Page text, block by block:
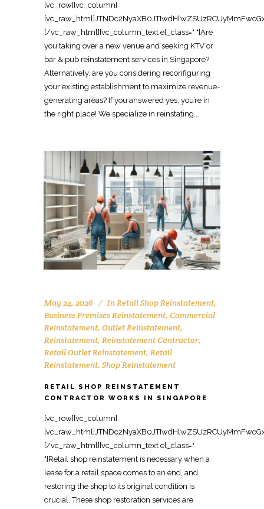
[vc_row][vc_column][vc_raw_html]JTNDc2NyaXB0JTIwdHlwZSUzRCUyMmFwcGxpY2F0aW9uJTJGbGQlMkJqc29uJTIyJTNFJTBBJTdCJTBBJTIwJTIwJTIyJTQwY29udGV4dCUyMiUzQSUyMCUyMmh0dHBzJTNBJTJGJTJGc2NoZW1hLm9yZyUyMiUyQyUwQSUyMCUyMCUyMiU0MGdyYXBoJTIyJTNBJTIwJTVCJTBBJTIwJTIwJTIwJTIwJTdCJTBBJTIwJTIwJTIwJTIwJTIwJTIwJTIyJTQwdHlwZSUyMiUzQSUyMCUyMk9yZ2FuaXphdGlvbiUyMiUyQyUwQSUyMCUyMCUyMCUyMCUyMCUyMCUyMm5hbWUlMjIlM0ElMjAlMjJPZmZpY2UlMjBSZWluc3RhdGVtZW50JTIwU2luZ2Fwb3JlJTIyJTJDJTBBJTIwJTIwJTIwJTIwJTIwJTIwJTIydXJsJTIyJTNBJTIwJTIyaHR0cHMlM0ElMkYlMkZ3d3cub2ZmaWNlcmVpbnN0YXRlbWVudHNpbmdhcG9yZS5jb20lMkYlMjIlMkMlMEElMjAlMjAlMjAlMjAlMjAlMjAlMjJsb2dvJTIyJTNBJTIwJTIyaHR0cHMlM0ElMkYlMkZ3d3cub2ZmaWNlcmVpbnN0YXRlbWVudHNpbmdhcG9yZS5jb20lMkZsb2dvLnBuZyUyMiUyQyUwQSUyMCUyMCUyMCUyMCUyMCUyMCUyMnNhbWVBcyUyMiUzQSUyMCU1QiUwQSUyMCUyMCUyMCUyMCUyMCUyMCUyMCUyMCUyMmh0dHBzJTNBJTJGJTJGd3d3LmZhY2Vib29rLmNvbSUyRk9mZmljZVJlaW5zdGF0ZW1lbnRTaW5nYXBvcmUlMjIlMkMlMEElMjAlMjAlMjAlMjAlMjAlMjAlMjAlMjAlMjJodHRwcyUzQSUyRiUyRnd3dy5saW5rZWRpbi5jb20lMkZjb21wYW55JTJGb2ZmaWNlLXJlaW5zdGF0ZW1lbnQtc2luZ2Fwb3JlJTIyJTBBJTIwJTIwJTIwJTIwJTIwJTIwJTVEJTJDJTBBJTIwJTIwJTIwJTIwJTIwJTIwJTIyY29udGFjdFBvaW50JTIyJTNBJTIwJTVCJTBBJTIwJTIwJTIwJTIwJTIwJTIwJTIwJTIwJTdCJTBBJTIwJTIwJTIwJTIwJTIwJTIwJTIwJTIwJTIwJTIwJTIyJTQwdHlwZSUyMiUzQSUyMCUyMkNvbnRhY3RQb2ludCUyMiUyQyUwQSUyMCUyMCUyMCUyMCUyMCUyMCUyMCUyMCUyMCUyMCUyMnRlbGVwaG9uZSUyMiUzQSUyMCUyMiUyQjY1JTIwNjM2OSUyMDgxMjMlMjIlMkMlMEElMjAlMjAlMjAlMjAlMjAlMjAlMjAlMjAlMjAlMjAlMjJjb250YWN0VHlwZSUyMiUzQSUyMCUyMmN1c3RvbWVyJTIwc2VydmljZSUyMiUyQyUwQSUyMCUyMCUyMCUyMCUyMCUyMCUyMCUyMCUyMCUyMCUyMmFyZWFTZXJ2ZWQlMjIlM0ElMjAlMjJTRyUyMiUyQyUwQSUyMCUyMCUyMCUyMCUyMCUyMCUyMCUyMCUyMCUyMCUyMmF2YWlsYWJsZUxhbmd1YWdlJTIyJTNBJTIwJTIyZW4lMjIlMEElMjAlMjAlMjAlMjAlMjAlMjAlMjAlMjAlN0QlMEElMjAlMjAlMjAlMjAlMjAlMjAlNUQlMEElMjAlMjAlMjAlMjAlN0QlMkMlMEElMjAlMjAlMjAlMjAlN0IlMEElMjAlMjAlMjAlMjAlMjAlMjAlMjIlNDB0eXBlJTIyJTNBJTIwJTIyV2ViU2l0ZSUyMiUyQyUwQSUyMCUyMCUyMCUyMCUyMCUyMCUyMnVybCUyMiUzQSUyMCUyMmh0dHBzJTNBJTJGJTJGd3d3Lm9mZmljZXJlaW5zdGF0ZW1lbnRzaW5nYXBvcmUuY29tJTJGJTIyJTJDJTBBJTIwJTIwJTIwJTIwJTIwJTIwJTIycG90ZW50aWFsQWN0aW9uJTIyJTNBJTIwJTdCJTBBJTIwJTIwJTIwJTIwJTIwJTIwJTIwJTIwJTIyJTQwdHlwZSUyMiUzQSUyMCUyMlNlYXJjaEFjdGlvbiUyMiUyQyUwQSUyMCUyMCUyMCUyMCUyMCUyMCUyMCUyMCUyMnRhcmdldCUyMiUzQSUyMCUyMmh0dHBzJTNBJTJGJTJGd3d3Lm9mZmljZXJlaW5zdGF0ZW1lbnRzaW5nYXBvcmUuY29tJTJGJTNGcyUzRCU3QnNlYXJjaF90ZXJtX3N0cmluZyU3RCUyMiUyQyUwQSUyMCUyMCUyMCUyMCUyMCUyMCUyMCUyMCUyMnF1ZXJ5LWlucHV0JTIyJTNBJTIwJTIycmVxdWlyZWQlMjBuYW1lJTNEc2VhcmNoX3Rlcm1fc3RyaW5nJTIyJTBBJTIwJTIwJTIwJTIwJTIwJTIwJTdEJTBBJTIwJTIwJTIwJTIwJTdEJTJDJTBBJTIwJTIwJTIwJTIwJTdCJTBBJTIwJTIwJTIwJTIwJTIwJTIwJTIyJTQwdHlwZSUyMiUzQSUyMCUyMkxvY2FsQnVzaW5lc3MlMjIlMkMlMEElMjAlMjAlMjAlMjAlMjAlMjAlMjJuYW1lJTIyJTNBJTIwJTIyT2ZmaWNlJTIwUmVpbnN0YXRlbWVudCUyMFNpbmdhcG9yZSUyMENvbnRyYWN0b3IlMjIlMkMlMEElMjAlMjAlMjAlMjAlMjAlMjAlMjJhZGRyZXNzJTIyJTNBJTIwJTdCJTBBJTIwJTIwJTIwJTIwJTIwJTIwJTIwJTIwJTIyJTQwdHlwZSUyMiUzQSUyMCUyMlBvc3RhbEFkZHJlc3MlMjIlMkMlMEElMjAlMjAlMjAlMjAlMjAlMjAlMjAlMjAlMjJzdHJlZXRBZGRyZXNzJTIyJTNBJTIwJTIyOCUyMEFkbWlyYWx0eSUyMFN0cmVldCUyMCUyMzA3LTAxJTIwQWRtaXJheCUyMiUyQyUwQSUyMCUyMCUyMCUyMCUyMCUyMCUyMCUyMCUyMmFkZHJlc3NMb2NhbGl0eSUyMiUzQSUyMCUyMlNpbmdhcG9yZSUyMiUyQyUwQSUyMCUyMCUyMCUyMCUyMCUyMCUyMCUyMCUyMnBvc3RhbENvZGUlMjIlM0ElMjAlMjI3NTc0MzglMjIlMkMlMEElMjAlMjAlMjAlMjAlMjAlMjAlMjAlMjAlMjJhZGRyZXNzQ291bnRyeSUyMiUzQSUyMCUyMlNHJTIyJTBBJTIwJTIwJTIwJTIwJTIwJTIwJTdEJTJDJTBBJTIwJTIwJTIwJTIwJTIwJTIwJTIydGVsZXBob25lJTIyJTNBJTIwJTIyJTJCNjUlMjA2MzY5JTIwODEyMyUyMiUyQyUwQSUyMCUyMCUyMCUyMCUyMCUyMCUyMnVybCUyMiUzQSUyMCUyMmh0dHBzJTNBJTJGJTJGd3d3Lm9mZmljZXJlaW5zdGF0ZW1lbnRzaW5nYXBvcmUuY29tJTJGYmFyLXB1Yi1yZWluc3RhdGVtZW50LXNpbmdhcG9yZS1jb250cmFjdG9yJTJGJTIyJTJDJTBBJTIwJTIwJTIwJTIwJTIwJTIwJTIyZGVzY3JpcHRpb24lMjIlM0ElMjAlMjJTcGVjaWFsaXN0JTIwY29udHJhY3RvciUyMGZvciUyMGJhciUyMCUyNiUyMHB1YiUyMHJlaW5zdGF0ZW1lbnQlMjBpbiUyMFNpbmdhcG9yZSUyQyUyMHJlc3RvcmluZyUyMGxvdW5nZXMlMkMlMjBuaWdodHNwb3RzJTIwYW5kJTIwRiUyNkIlMjBwcmVtaXNlcyUyMHRvJTIwb3JpZ2luYWwlMjBjb25kaXRpb24lMjBmb3IlMjBoYW5kb3Zlci4lMjIlMkMlMEElMjAlMjAlMjAlMjAlMjAlMjAlMjJvcGVuaW5nSG91cnNTcGVjaWZpY2F0aW9uJTIyJTNBJTIwJTVCJTBBJTIwJTIwJTIwJTIwJTIwJTIwJTIwJTIwJTdCJTBBJTIwJTIwJTIwJTIwJTIwJTIwJTIwJTIwJTIwJTIwJTIyJTQwdHlwZSUyMiUzQSUyMCUyMk9wZW5pbmdIb3Vyc1NwZWNpZmljYXRpb24lMjIlMkMlMEElMjAlMjAlMjAlMjAlMjAlMjAlMjAlMjAlMjAlMjAlMjJkYXlPZldlZWslMjIlM0ElMjAlNUIlMEElMjAlMjAlMjAlMjAlMjAlMjAlMjAlMjAlMjAlMjAlMjAlMjAlMjJNb25kYXklMjIlMkMlMjAlMjJUdWVzZGF5JTIyJTJDJTIwJTIyV2VkbmVzZGF5JTIyJTJDJTIwJTIyVGh1cnNkYXklMjIlMkMlMjAlMjJGcmlkYXklMjIlMEElMjAlMjAlMjAlMjAlMjAlMjAlMjAlMjAlMjAlMjAlNUQlMkMlMEElMjAlMjAlMjAlMjAlMjAlMjAlMjAlMjAlMjAlMjAlMjJvcGVucyUyMiUzQSUyMCUyMjA5JTNBMDAlMjIlMkMlMEElMjAlMjAlMjAlMjAlMjAlMjAlMjAlMjAlMjAlMjAlMjJjbG9zZXMlMjIlM0ElMjAlMjIxOCUzQTAwJTIyJTBBJTIwJTIwJTIwJTIwJTIwJTIwJTIwJTIwJTdEJTJDJTBBJTIwJTIwJTIwJTIwJTIwJTIwJTIwJTIwJTdCJTBBJTIwJTIwJTIwJTIwJTIwJTIwJTIwJTIwJTIwJTIwJTIyJTQwdHlwZSUyMiUzQSUyMCUyMk9wZW5pbmdIb3Vyc1NwZWNpZmljYXRpb24lMjIlMkMlMEElMjAlMjAlMjAlMjAlMjAlMjAlMjAlMjAlMjAlMjAlMjJkYXlPZldlZWslMjIlM0ElMjAlMjJTYXR1cmRheSUyMiUyQyUwQSUyMCUyMCUyMCUyMCUyMCUyMCUyMCUyMCUyMCUyMCUyMm9wZW5zJTIyJTNBJTIwJTIyMDklM0EwMCUyMiUyQyUwQSUyMCUyMCUyMCUyMCUyMCUyMCUyMCUyMCUyMCUyMCUyMmNsb3NlcyUyMiUzQSUyMCUyMjEyJTNBMDAlMjIlMEElMjAlMjAlMjAlMjAlMjAlMjAlMjAlMjAlN0QlMEElMjAlMjAlMjAlMjAlMjAlMjAlNUQlMkMlMEElMjAlMjAlMjAlMjAlMjAlMjAlMjJpbWFnZSUyMiUzQSUyMCU1QiUwQSUyMCUyMCUyMCUyMCUyMCUyMCUyMCUyMCUyMmh0dHBzJTNBJTJGJTJGd3d3Lm9mZmljZXJlaW5zdGF0ZW1lbnRzaW5nYXBvcmUuY29tJTJGaW1hZ2VzJTJGYmFyLXB1Yi1yZWluc3RhdGVtZW50LTEuanBnJTIyJTJDJTBBJTIwJTIwJTIwJTIwJTIwJTIwJTIwJTIwJTIyaHR0cHMlM0ElMkYlMkZ3d3cub2ZmaWNlcmVpbnN0YXRlbWVudHNpbmdhcG9yZS5jb20lMkZpbWFnZXMlMkZiYXItcHViLXJlaW5zdGF0ZW1lbnQtMi5qcGclMjIlMEElMjAlMjAlMjAlMjAlMjAlMjAlNUQlMkMlMEElMjAlMjAlMjAlMjAlMjAlMjAlMjJhZ2dyZWdhdGVSYXRpbmclMjIlM0ElMjAlN0IlMEElMjAlMjAlMjAlMjAlMjAlMjAlMjAlMjAlMjIlNDB0eXBlJTIyJTNBJTIwJTIyQWdncmVnYXRlUmF0aW5nJTIyJTJDJTBBJTIwJTIwJTIwJTIwJTIwJTIwJTIwJTIwJTIycmF0aW5nVmFsdWUlMjIlM0ElMjAlMjI0LjklMjIlMkMlMEElMjAlMjAlMjAlMjAlMjAlMjAlMjAlMjAlMjJyZXZpZXdDb3VudCUyMiUzQSUyMCUyMjQ1JTIyJTBBJTIwJTIwJTIwJTIwJTIwJTIwJTdEJTJDJTBBJTIwJTIwJTIwJTIwJTIwJTIwJTIycHJpY2VSYW5nZSUyMiUzQSUyMCUyMkNvbnRhY3QlMjBmb3IlMjBxdW90ZSUyMiUwQSUyMCUyMCUyMCUyMCU3RCUyQyUwQSUyMCUyMCUyMCUyMCU3QiUwQSUyMCUyMCUyMCUyMCUyMCUyMCUyMiU0MHR5cGUlMjIlM0ElMjAlMjJTZXJ2aWNlJTIyJTJDJTBBJTIwJTIwJTIwJTIwJTIwJTIwJTIyc2VydmljZVR5cGUlMjIlM0ElMjAlMjJCYXIlMjAlMjYlMjBQdWIlMjBSZWluc3RhdGVtZW50JTIyJTJDJTBBJTIwJTIwJTIwJTIwJTIwJTIwJTIycHJvdmlkZXIlMjIlM0ElMjAlN0IlMEElMjAlMjAlMjAlMjAlMjAlMjAlMjAlMjAlMjIlNDB0eXBlJTIyJTNBJTIwJTIyTG9jYWxCdXNpbmVzcyUyMiUyQyUwQSUyMCUyMCUyMCUyMCUyMCUyMCUyMCUyMCUyMm5hbWUlMjIlM0ElMjAlMjJPZmZpY2UlMjBSZWluc3RhdGVtZW50JTIwU2luZ2Fwb3JlJTIwQ29udHJhY3RvciUyMiUyQyUwQSUyMCUyMCUyMCUyMCUyMCUyMCUyMCUyMCUyMnVybCUyMiUzQSUyMCUyMmh0dHBzJTNBJTJGJTJGd3d3Lm9mZmljZXJlaW5zdGF0ZW1lbnRzaW5nYXBvcmUuY29tJTJGYmFyLXB1Yi1yZWluc3RhdGVtZW50LXNpbmdhcG9yZS1jb250cmFjdG9yJTJGJTIyJTBBJTIwJTIwJTIwJTIwJTIwJTIwJTdEJTJDJTBBJTIwJTIwJTIwJTIwJTIwJTIwJTIyYXJlYVNlcnZlZCUyMiUzQSUyMCU3QiUwQSUyMCUyMCUyMCUyMCUyMCUyMCUyMCUyMCUyMiU0MHR5cGUlMjIlM0ElMjAlMjJDb3VudHJ5JTIyJTJDJTBBJTIwJTIwJTIwJTIwJTIwJTIwJTIwJTIwJTIybmFtZSUyMiUzQSUyMCUyMlNpbmdhcG9yZSUyMiUwQSUyMCUyMCUyMCUyMCUyMCUyMCU3RCUyQyUwQSUyMCUyMCUyMCUyMCUyMCUyMCUyMmtleXdvcmRzJTIyJTNBJTIwJTVCJTBBJTIwJTIwJTIwJTIwJTIwJTIwJTIwJTIwJTIyYmFyJTIwJTI2JTIwcHViJTIwcmVpbnN0YXRlbWVudCUyMiUyQyUwQSUyMCUyMCUyMCUyMCUyMCUyMCUyMCUyMCUyMmJhciUyMHJlaW5zdGF0ZW1lbnQlMjBTaW5nYXBvcmUlMjIlMkMlMEElMjAlMjAlMjAlMjAlMjAlMjAlMjAlMjAlMjJwdWIlMjByZWluc3RhdGVtZW50JTIwU2luZ2Fwb3JlJTIyJTJDJTBBJTIwJTIwJTIwJTIwJTIwJTIwJTIwJTIwJTIyY2x1YiUyMHJlaW5zdGF0ZW1lbnQlMjBTaW5nYXBvcmUlMjIlMkMlMEElMjAlMjAlMjAlMjAlMjAlMjAlMjAlMjAlMjJLVFYlMjBhbmQlMjBiYXIlMjByZWluc3RhdGVtZW50JTIwU2luZ2Fwb3JlJTIyJTBBJTIwJTIwJTIwJTIwJTIwJTIwJTVEJTJDJTBBJTIwJTIwJTIwJTIwJTIwJTIwJTIyZGVzY3JpcHRpb24lMjIlM0ElMjAlMjJQcm9mZXNzaW9uYWwlMjByZWluc3RhdGVtZW50JTIwc2VydmljZXMlMjBmb3IlMjBiYXJzJTJDJTIwcHVicyUyQyUyMGNsdWJzJTIwYW5kJTIwS1RWJTIwdmVudWVzJTIwaW4lMjBTaW5nYXBvcmUuJTIwSW5jbHVkZXMlMjByZW1vdmFsJTIwb2YlMjBmaXh0dXJlcyUyQyUyMHJld2lyaW5nJTJDJTIwc2lnbmFnZSUyMHJlc3RvcmF0aW9uJTJDJTIwYW5kJTIwZmluYWwlMjBoYW5kb3Zlci4lMjIlMEElMjAlMjAlMjAlMjAlN0QlMkMlMEElMjAlMjAlMjAlMjAlN0IlMEElMjAlMjAlMjAlMjAlMjAlMjAlMjIlNDB0eXBlJTIyJTNBJTIwJTIyUHJvZHVjdCUyMiUyQyUwQSUyMCUyMCUyMCUyMCUyMCUyMCUyMm5hbWUlMjIlM0ElMjAlMjJCYXIlMjAlMjYlMjBQdWIlMjBSZWluc3RhdGVtZW50JTIwU2VydmljZSUyMFBhY2thZ2UlMjIlMkMlMEElMjAlMjAlMjAlMjAlMjAlMjAlMjJkZXNjcmlwdGlvbiUyMiUzQSUyMCUyMlR1cm5rZXklMjByZWluc3RhdGVtZW50JTIwc29sdXRpb24lMjBmb3IlMjBiYXJzJTIwYW5kJTIwcHVicyUyMGluJTIwU2luZ2Fwb3JlJTIwJUUyJTgwJTk0JTIwcmVzdG9yaW5nJTIwbmlnaHRsaWZlJTIwdmVudWVzJTIwdG8lMjB0aGVpciUyMG9yaWdpbmFsJTIwY29uZGl0aW9uJTIwZm9yJTIwbGVhc2UlMjBoYW5kb3Zlci4lMjIlMkMlMEElMjAlMjAlMjAlMjAlMjAlMjAlMjJicmFuZCUyMiUzQSUyMCU3QiUwQSUyMCUyMCUyMCUyMCUyMCUyMCUyMCUyMCUyMiU0MHR5cGUlMjIlM0ElMjAlMjJPcmdhbml6YXRpb24lMjIlMkMlMEElMjAlMjAlMjAlMjAlMjAlMjAlMjAlMjAlMjJuYW1lJTIyJTNBJTIwJTIyT2ZmaWNlJTIwUmVpbnN0YXRlbWVudCUyMFNpbmdhcG9yZSUyMiUwQSUyMCUyMCUyMCUyMCUyMCUyMCU3RCUyQyUwQSUyMCUyMCUyMCUyMCUyMCUyMCUyMm9mZmVycyUyMiUzQSUyMCU3QiUwQSUyMCUyMCUyMCUyMCUyMCUyMCUyMCUyMCUyMiU0MHR5cGUlMjIlM0ElMjAlMjJPZmZlciUyMiUyQyUwQSUyMCUyMCUyMCUyMCUyMCUyMCUyMCUyMCUyMnVybCUyMiUzQSUyMCUyMmh0dHBzJTNBJTJGJTJGd3d3Lm9mZmljZXJlaW5zdGF0ZW1lbnRzaW5nYXBvcmUuY29tJTJGYmFyLXB1Yi1yZWluc3RhdGVtZW50LXNpbmdhcG9yZS1jb250cmFjdG9yJTJGJTIyJTJDJTBBJTIwJTIwJTIwJTIwJTIwJTIwJTIwJTIwJTIycHJpY2VDdXJyZW5jeSUyMiUzQSUyMCUyMlNHRCUyMiUyQyUwQSUyMCUyMCUyMCUyMCUyMCUyMCUyMCUyMCUyMmF2YWlsYWJpbGl0eSUyMiUzQSUyMCUyMmh0dHBzJTNBJTJGJTJGc2NoZW1hLm9yZyUyRkluU3RvY2slMjIlMkMlMEElMjAlMjAlMjAlMjAlMjAlMjAlMjAlMjAlMjJwcmljZSUyMiUzQSUyMCUyMkNvbnRhY3QlMjBmb3IlMjBxdW90ZSUyMiUwQSUyMCUyMCUyMCUyMCUyMCUyMCU3RCUyQyUwQSUyMCUyMCUyMCUyMCUyMCUyMCUyMmFnZ3JlZ2F0ZVJhdGluZyUyMiUzQSUyMCU3QiUwQSUyMCUyMCUyMCUyMCUyMCUyMCUyMCUyMCUyMiU0MHR5cGUlMjIlM0ElMjAlMjJBZ2dyZWdhdGVSYXRpbmclMjIlMkMlMEElMjAlMjAlMjAlMjAlMjAlMjAlMjAlMjAlMjJyYXRpbmdWYWx1ZSUyMiUzQSUyMCUyMjQuOSUyMiUyQyUwQSUyMCUyMCUyMCUyMCUyMCUyMCUyMCUyMCUyMnJldmlld0NvdW50JTIyJTNBJTIwJTIyNDUlMjIlMEElMjAlMjAlMjAlMjAlMjAlMjAlN0QlMEElMjAlMjAlMjAlMjAlN0QlMkMlMEElMjAlMjAlMjAlMjAlN0IlMEElMjAlMjAlMjAlMjAlMjAlMjAlMjIlNDB0eXBlJTIy
May 24, 2026 InRetail Shop Reinstatement,
Business Premises Reinstatement, Commercial
Reinstatement, Outlet Reinstatement,
Reinstatement, Reinstatement Contractor,
Retail Outlet Reinstatement, Retail
Reinstatement, Shop Reinstatement
RETAIL SHOP REINSTATEMENT
CONTRACTOR WORKS IN SINGAPORE
[vc_row][vc_column][vc_raw_html]JTNDc2NyaXB0JTIwdHlwZSUzRCUyMmFwcGxpY2F0aW9uJTJGbGQlMkJqc29uJTIyJTNFJTBBJTdCJTBBJTIwJTIwJTIyJTQwY29udGV4dCUyMiUzQSUyMCUyMmh0dHBzJTNBJTJGJTJGc2NoZW1hLm9yZyUyMiUyQyUwQSUyMCUyMCUyMiU0MGdyYXBoJTIyJTNBJTIwJTVCJTBBJTIwJTIwJTIwJTIwJTdCJTBBJTIwJTIwJTIwJTIwJTIwJTIwJTIyJTQwdHlwZSUyMiUzQSUyMCUyMk9yZ2FuaXphdGlvbiUyMiUyQyUwQSUyMCUyMCUyMCUyMCUyMCUyMCUyMm5hbWUlMjIlM0ElMjAlMjJPZmZpY2UlMjBSZWluc3RhdGVtZW50JTIwU2luZ2Fwb3JlJTIyJTJDJTBBJTIwJTIwJTIwJTIwJTIwJTIwJTIydXJsJTIyJTNBJTIwJTIyaHR0cHMlM0ElMkYlMkZ3d3cub2ZmaWNlcmVpbnN0YXRlbWVudHNpbmdhcG9yZS5jb20lMkYlMjIlMkMlMEElMjAlMjAlMjAlMjAlMjAlMjAlMjJsb2dvJTIyJTNBJTIwJTIyaHR0cHMlM0ElMkYlMkZ3d3cub2ZmaWNlcmVpbnN0YXRlbWVudHNpbmdhcG9yZS5jb20lMkZsb2dvLnBuZyUyMiUyQyUwQSUyMCUyMCUyMCUyMCUyMCUyMCUyMnNhbWVBcyUyMiUzQSUyMCU1QiUwQSUyMCUyMCUyMCUyMCUyMCUyMCUyMCUyMCUyMmh0dHBzJTNBJTJGJTJGd3d3LmZhY2Vib29rLmNvbSUyRk9mZmljZVJlaW5zdGF0ZW1lbnRTaW5nYXBvcmUlMjIlMkMlMEElMjAlMjAlMjAlMjAlMjAlMjAlMjAlMjAlMjJodHRwcyUzQSUyRiUyRnd3dy5saW5rZWRpbi5jb20lMkZjb21wYW55JTJGb2ZmaWNlLXJlaW5zdGF0ZW1lbnQtc2luZ2Fwb3JlJTIyJTBBJTIwJTIwJTIwJTIwJTIwJTIwJTVEJTJDJTBBJTIwJTIwJTIwJTIwJTIwJTIwJTIyY29udGFjdFBvaW50JTIyJTNBJTIwJTVCJTBBJTIwJTIwJTIwJTIwJTIwJTIwJTIwJTIwJTdCJTBBJTIwJTIwJTIwJTIwJTIwJTIwJTIwJTIwJTIwJTIwJTIyJTQwdHlwZSUyMiUzQSUyMCUyMkNvbnRhY3RQb2ludCUyMiUyQyUwQSUyMCUyMCUyMCUyMCUyMCUyMCUyMCUyMCUyMCUyMCUyMnRlbGVwaG9uZSUyMiUzQSUyMCUyMiUyQjY1JTIwNjM2OSUyMDgxMjMlMjIlMkMlMEElMjAlMjAlMjAlMjAlMjAlMjAlMjAlMjAlMjAlMjAlMjJjb250YWN0VHlwZSUyMiUzQSUyMCUyMmN1c3RvbWVyJTIwc2VydmljZSUyMiUyQyUwQSUyMCUyMCUyMCUyMCUyMCUyMCUyMCUyMCUyMCUyMCUyMmFyZWFTZXJ2ZWQlMjIlM0ElMjAlMjJTRyUyMiUyQyUwQSUyMCUyMCUyMCUyMCUyMCUyMCUyMCUyMCUyMCUyMCUyMmF2YWlsYWJsZUxhbmd1YWdlJTIyJTNBJTIwJTIyZW4lMjIlMEElMjAlMjAlMjAlMjAlMjAlMjAlMjAlMjAlN0QlMEElMjAlMjAlMjAlMjAlMjAlMjAlNUQlMEElMjAlMjAlMjAlMjAlN0QlMkMlMEElMjAlMjAlMjAlMjAlN0IlMEElMjAlMjAlMjAlMjAlMjAlMjAlMjIlNDB0eXBlJTIyJTNBJTIwJTIyV2ViU2l0ZSUyMiUyQyUwQSUyMCUyMCUyMCUyMCUyMCUyMCUyMnVybCUyMiUzQSUyMCUyMmh0dHBzJTNBJTJGJTJGd3d3Lm9mZmljZXJlaW5zdGF0ZW1lbnRzaW5nYXBvcmUuY29tJTJGJTIyJTJDJTBBJTIwJTIwJTIwJTIwJTIwJTIwJTIycG90ZW50aWFsQWN0aW9uJTIyJTNBJTIwJTdCJTBBJTIwJTIwJTIwJTIwJTIwJTIwJTIwJTIwJTIyJTQwdHlwZSUyMiUzQSUyMCUyMlNlYXJjaEFjdGlvbiUyMiUyQyUwQSUyMCUyMCUyMCUyMCUyMCUyMCUyMCUyMCUyMnRhcmdldCUyMiUzQSUyMCUyMmh0dHBzJTNBJTJGJTJGd3d3Lm9mZmljZXJlaW5zdGF0ZW1lbnRzaW5nYXBvcmUuY29tJTJGJTNGcyUzRCU3QnNlYXJjaF90ZXJtX3N0cmluZyU3RCUyMiUyQyUwQSUyMCUyMCUyMCUyMCUyMCUyMCUyMCUyMCUyMnF1ZXJ5LWlucHV0JTIyJTNBJTIwJTIycmVxdWlyZWQlMjBuYW1lJTNEc2VhcmNoX3Rlcm1fc3RyaW5nJTIyJTBBJTIwJTIwJTIwJTIwJTIwJTIwJTdEJTBBJTIwJTIwJTIwJTIwJTdEJTJDJTBBJTIwJTIwJTIwJTIwJTdCJTBBJTIwJTIwJTIwJTIwJTIwJTIwJTIyJTQwdHlwZSUyMiUzQSUyMCUyMkxvY2FsQnVzaW5lc3MlMjIlMkMlMEElMjAlMjAlMjAlMjAlMjAlMjAlMjJuYW1lJTIyJTNBJTIwJTIyT2ZmaWNlJTIwUmVpbnN0YXRlbWVudCUyMFNpbmdhcG9yZSUyMENvbnRyYWN0b3IlMjIlMkMlMEElMjAlMjAlMjAlMjAlMjAlMjAlMjJhZGRyZXNzJTIyJTNBJTIwJTdCJTBBJTIwJTIwJTIwJTIwJTIwJTIwJTIwJTIwJTIyJTQwdHlwZSUyMiUzQSUyMCUyMlBvc3RhbEFkZHJlc3MlMjIlMkMlMEElMjAlMjAlMjAlMjAlMjAlMjAlMjAlMjAlMjJzdHJlZXRBZGRyZXNzJTIyJTNBJTIwJTIyOCUyMEFkbWlyYWx0eSUyMFN0cmVldCUyMCUyMzA3JUUyJTgwJTkxMDElMjBBZG1pcmF4JTIyJTJDJTBBJTIwJTIwJTIwJTIwJTIwJTIwJTIwJTIwJTIyYWRkcmVzc0xvY2FsaXR5JTIyJTNBJTIwJTIyU2luZ2Fwb3JlJTIyJTJDJTBBJTIwJTIwJTIwJTIwJTIwJTIwJTIwJTIwJTIycG9zdGFsQ29kZSUyMiUzQSUyMCUyMjc1NzQzOCUyMiUyQyUwQSUyMCUyMCUyMCUyMCUyMCUyMCUyMCUyMCUyMmFkZHJlc3NDb3VudHJ5JTIyJTNBJTIwJTIyU0clMjIlMEElMjAlMjAlMjAlMjAlMjAlMjAlN0QlMkMlMEElMjAlMjAlMjAlMjAlMjAlMjAlMjJ0ZWxlcGhvbmUlMjIlM0ElMjAlMjIlMkI2NSUyMDYzNjklMjA4MTIzJTIyJTJDJTBBJTIwJTIwJTIwJTIwJTIwJTIwJTIydXJsJTIyJTNBJTIwJTIyaHR0cHMlM0ElMkYlMkZ3d3cub2ZmaWNlcmVpbnN0YXRlbWVudHNpbmdhcG9yZS5jb20lMkZyZXRhaWwtc2hvcC1yZWluc3RhdGVtZW50LXNpbmdhcG9yZS1jb250cmFjdG9yJTJGJTIyJTJDJTBBJTIwJTIwJTIwJTIwJTIwJTIwJTIyZGVzY3JpcHRpb24lMjIlM0ElMjAlMjJFeHBlcnQlMjByZXRhaWwlMjBzaG9wJTIwcmVpbnN0YXRlbWVudCUyMGNvbnRyYWN0b3IlMjBpbiUyMFNpbmdhcG9yZSUyQyUyMHJlc3RvcmluZyUyMHJldGFpbCUyMHVuaXRzJTIwdG8lMjB0aGVpciUyMG9yaWdpbmFsJTIwY29uZGl0aW9uJTIwcGVyJTIwbGVhc2UlMjBoYW5kb3ZlciUyMHJlcXVpcmVtZW50cy4lMjIlMkMlMEElMjAlMjAlMjAlMjAlMjAlMjAlMjJvcGVuaW5nSG91cnNTcGVjaWZpY2F0aW9uJTIyJTNBJTIwJTVCJTBBJTIwJTIwJTIwJTIwJTIwJTIwJTIwJTIwJTdCJTBBJTIwJTIwJTIwJTIwJTIwJTIwJTIwJTIwJTIwJTIwJTIyJTQwdHlwZSUyMiUzQSUyMCUyMk9wZW5pbmdIb3Vyc1NwZWNpZmljYXRpb24lMjIlMkMlMEElMjAlMjAlMjAlMjAlMjAlMjAlMjAlMjAlMjAlMjAlMjJkYXlPZldlZWslMjIlM0ElMjAlNUIlMEElMjAlMjAlMjAlMjAlMjAlMjAlMjAlMjAlMjAlMjAlMjAlMjAlMjJNb25kYXklMjIlMkMlMjJUdWVzZGF5JTIyJTJDJTIyV2VkbmVzZGF5JTIyJTJDJTIyVGh1cnNkYXklMjIlMkMlMjJGcmlkYXklMjIlMEElMjAlMjAlMjAlMjAlMjAlMjAlMjAlMjAlMjAlMjAlNUQlMkMlMEElMjAlMjAlMjAlMjAlMjAlMjAlMjAlMjAlMjAlMjAlMjJvcGVucyUyMiUzQSUyMCUyMjA5JTNBMDAlMjIlMkMlMEElMjAlMjAlMjAlMjAlMjAlMjAlMjAlMjAlMjAlMjAlMjJjbG9zZXMlMjIlM0ElMjAlMjIxOCUzQTAwJTIyJTBBJTIwJTIwJTIwJTIwJTIwJTIwJTIwJTIwJTdEJTJDJTBBJTIwJTIwJTIwJTIwJTIwJTIwJTIwJTIwJTdCJTBBJTIwJTIwJTIwJTIwJTIwJTIwJTIwJTIwJTIwJTIwJTIyJTQwdHlwZSUyMiUzQSUyMCUyMk9wZW5pbmdIb3Vyc1NwZWNpZmljYXRpb24lMjIlMkMlMEElMjAlMjAlMjAlMjAlMjAlMjAlMjAlMjAlMjAlMjAlMjJkYXlPZldlZWslMjIlM0ElMjAlMjJTYXR1cmRheSUyMiUyQyUwQSUyMCUyMCUyMCUyMCUyMCUyMCUyMCUyMCUyMCUyMCUyMm9wZW5zJTIyJTNBJTIwJTIyMDklM0EwMCUyMiUyQyUwQSUyMCUyMCUyMCUyMCUyMCUyMCUyMCUyMCUyMCUyMCUyMmNsb3NlcyUyMiUzQSUyMCUyMjEyJTNBMDAlMjIlMEElMjAlMjAlMjAlMjAlMjAlMjAlMjAlMjAlN0QlMEElMjAlMjAlMjAlMjAlMjAlMjAlNUQlMkMlMEElMjAlMjAlMjAlMjAlMjAlMjAlMjJpbWFnZSUyMiUzQSUyMCU1QiUwQSUyMCUyMCUyMCUyMCUyMCUyMCUyMCUyMCUyMmh0dHBzJTNBJTJGJTJGd3d3Lm9mZmljZXJlaW5zdGF0ZW1lbnRzaW5nYXBvcmUuY29tJTJGaW1hZ2VzJTJGcmV0YWlsLXJlaW5zdGF0ZW1lbnQtMS5qcGclMjIlMkMlMEElMjAlMjAlMjAlMjAlMjAlMjAlMjAlMjAlMjJodHRwcyUzQSUyRiUyRnd3dy5vZmZpY2VyZWluc3RhdGVtZW50c2luZ2Fwb3JlLmNvbSUyRmltYWdlcyUyRnJldGFpbC1yZWluc3RhdGVtZW50LTIuanBnJTIyJTBBJTIwJTIwJTIwJTIwJTIwJTIwJTVEJTJDJTBBJTIwJTIwJTIwJTIwJTIwJTIwJTIyYWdncmVnYXRlUmF0aW5nJTIyJTNBJTIwJTdCJTBBJTIwJTIwJTIwJTIwJTIwJTIwJTIwJTIwJTIyJTQwdHlwZSUyMiUzQSUyMCUyMkFnZ3JlZ2F0ZVJhdGluZyUyMiUyQyUwQSUyMCUyMCUyMCUyMCUyMCUyMCUyMCUyMCUyMnJhdGluZ1ZhbHVlJTIyJTNBJTIwJTIyNC45JTIyJTJDJTBBJTIwJTIwJTIwJTIwJTIwJTIwJTIwJTIwJTIycmV2aWV3Q291bnQlMjIlM0ElMjAlMjI0NSUyMiUwQSUyMCUyMCUyMCUyMCUyMCUyMCU3RCUyQyUwQSUyMCUyMCUyMCUyMCUyMCUyMCUyMnByaWNlUmFuZ2UlMjIlM0ElMjAlMjJDb250YWN0JTIwZm9yJTIwcXVvdGUlMjIlMEElMjAlMjAlMjAlMjAlN0QlMkMlMEElMjAlMjAlMjAlMjAlN0IlMEElMjAlMjAlMjAlMjAlMjAlMjAlMjIlNDB0eXBlJTIyJTNBJTIwJTIyU2VydmljZSUyMiUyQyUwQSUyMCUyMCUyMCUyMCUyMCUyMCUyMnNlcnZpY2VUeXBlJTIyJTNBJTIwJTIyUmV0YWlsJTIwU2hvcCUyMFJlaW5zdGF0ZW1lbnQlMjIlMkMlMEElMjAlMjAlMjAlMjAlMjAlMjAlMjJwcm92aWRlciUyMiUzQSUyMCU3QiUwQSUyMCUyMCUyMCUyMCUyMCUyMCUyMCUyMCUyMiU0MHR5cGUlMjIlM0ElMjAlMjJMb2NhbEJ1c2luZXNzJTIyJTJDJTBBJTIwJTIwJTIwJTIwJTIwJTIwJTIwJTIwJTIybmFtZSUyMiUzQSUyMCUyMk9mZmljZSUyMFJlaW5zdGF0ZW1lbnQlMjBTaW5nYXBvcmUlMjBDb250cmFjdG9yJTIyJTJDJTBBJTIwJTIwJTIwJTIwJTIwJTIwJTIwJTIwJTIydXJsJTIyJTNBJTIwJTIyaHR0cHMlM0ElMkYlMkZ3d3cub2ZmaWNlcmVpbnN0YXRlbWVudHNpbmdhcG9yZS5jb20lMkZyZXRhaWwtc2hvcC1yZWluc3RhdGVtZW50LXNpbmdhcG9yZS1jb250cmFjdG9yJTJGJTIyJTBBJTIwJTIwJTIwJTIwJTIwJTIwJTdEJTJDJTBBJTIwJTIwJTIwJTIwJTIwJTIwJTIyYXJlYVNlcnZlZCUyMiUzQSUyMCU3QiUwQSUyMCUyMCUyMCUyMCUyMCUyMCUyMCUyMCUyMiU0MHR5cGUlMjIlM0ElMjAlMjJDb3VudHJ5JTIyJTJDJTBBJTIwJTIwJTIwJTIwJTIwJTIwJTIwJTIwJTIybmFtZSUyMiUzQSUyMCUyMlNpbmdhcG9yZSUyMiUwQSUyMCUyMCUyMCUyMCUyMCUyMCU3RCUyQyUwQSUyMCUyMCUyMCUyMCUyMCUyMCUyMmtleXdvcmRzJTIyJTNBJTIwJTVCJTBBJTIwJTIwJTIwJTIwJTIwJTIwJTIwJTIwJTIycmV0YWlsJTIwc2hvcCUyMHJlaW5zdGF0ZW1lbnQlMjIlMkMlMEElMjAlMjAlMjAlMjAlMjAlMjAlMjAlMjAlMjJyZXRhaWwlMjBvdXRsZXQlMjByZWluc3RhdGVtZW50JTIwU2luZ2Fwb3JlJTIyJTJDJTBBJTIwJTIwJTIwJTIwJTIwJTIwJTIwJTIwJTIyc2hvcCUyMHJlaW5zdGF0ZW1lbnQlMjBTaW5nYXBvcmUlMjIlMkMlMEElMjAlMjAlMjAlMjAlMjAlMjAlMjAlMjAlMjJyZXRhaWwlMjByZXN0b3JhdGlvbiUyMGNvbnRyYWN0b3IlMjBTaW5nYXBvcmUlMjIlMkMlMEElMjAlMjAlMjAlMjAlMjAlMjAlMjAlMjAlMjJjb21tZXJjaWFsJTIwcmV0YWlsJTIwcmVpbnN0YXRlbWVudCUyMFNpbmdhcG9yZSUyMiUwQSUyMCUyMCUyMCUyMCUyMCUyMCU1RCUyQyUwQSUyMCUyMCUyMCUyMCUyMCUyMCUyMmRlc2NyaXB0aW9uJTIyJTNBJTIwJTIyUHJvZmVzc2lvbmFsJTIwcmV0YWlsJTIwc2hvcCUyMHJlaW5zdGF0ZW1lbnQlMjBzZXJ2aWNlcyUyMGluJTIwU2luZ2Fwb3JlJTIwaW5jbHVkaW5nJTIwZGlzbWFudGxpbmclMjBwYXJ0aXRpb25zJTJDJTIwcmV3aXJpbmclMkMlMjBmbG9vciUyMCUyNiUyMGNlaWxpbmclMjByZXN0b3JhdGlvbiUyQyUyMGZ1cm5pdHVyZSUyMHJlbW92YWwlMkMlMjBhbmQlMjBzaG9wJTIwaGFuZG92ZXIuJTIyJTBBJTIwJTIwJTIwJTIwJTdEJTJDJTBBJTIwJTIwJTIwJTIwJTdCJTBBJTIwJTIwJTIwJTIwJTIwJTIwJTIyJTQwdHlwZSUyMiUzQSUyMCUyMlByb2R1Y3QlMjIlMkMlMEElMjAlMjAlMjAlMjAlMjAlMjAlMjJuYW1lJTIyJTNBJTIwJTIyUmV0YWlsJTIwU2hvcCUyMFJlaW5zdGF0ZW1lbnQlMjBTZXJ2aWNlJTIwUGFja2FnZSUyMiUyQyUwQSUyMCUyMCUyMCUyMCUyMCUyMCUyMmRlc2NyaXB0aW9uJTIyJTNBJTIwJTIyVHVybmtleSUyMHJlaW5zdGF0ZW1lbnQlMjBzb2x1dGlvbiUyMGZvciUyMHJldGFpbCUyMHNob3BzJTIwaW4lMjBTaW5nYXBvcmUlMkMlMjByZXN0b3JpbmclMjBsZWFzZWQlMjByZXRhaWwlMjBzcGFjZXMlMjB0byUyMHRoZWlyJTIwb3JpZ2luYWwlMjBjb25kaXRpb24lMjBmb3IlMjBsYW5kbG9yZCUyMGhhbmRvdmVyLiUyMiUyQyUwQSUyMCUyMCUyMCUyMCUyMCUyMCUyMmJyYW5kJTIyJTNBJTIwJTdCJTBBJTIwJTIwJTIwJTIwJTIwJTIwJTIwJTIwJTIyJTQwdHlwZSUyMiUzQSUyMCUyMk9yZ2FuaXphdGlvbiUyMiUyQyUwQSUyMCUyMCUyMCUyMCUyMCUyMCUyMCUyMCUyMm5hbWUlMjIlM0ElMjAlMjJPZmZpY2UlMjBSZWluc3RhdGVtZW50JTIwU2luZ2Fwb3JlJTIyJTBBJTIwJTIwJTIwJTIwJTIwJTIwJTdEJTJDJTBBJTIwJTIwJTIwJTIwJTIwJTIwJTIyb2ZmZXJzJTIyJTNBJTIwJTdCJTBBJTIwJTIwJTIwJTIwJTIwJTIwJTIwJTIwJTIyJTQwdHlwZSUyMiUzQSUyMCUyMk9mZmVyJTIyJTJDJTBBJTIwJTIwJTIwJTIwJTIwJTIwJTIwJTIwJTIydXJsJTIyJTNBJTIwJTIyaHR0cHMlM0ElMkYlMkZ3d3cub2ZmaWNlcmVpbnN0YXRlbWVudHNpbmdhcG9yZS5jb20lMkZyZXRhaWwtc2hvcC1yZWluc3RhdGVtZW50LXNpbmdhcG9yZS1jb250cmFjdG9yJTJGJTIyJTJDJTBBJTIwJTIwJTIwJTIwJTIwJTIwJTIwJTIwJTIycHJpY2VDdXJyZW5jeSUyMiUzQSUyMCUyMlNHRCUyMiUyQyUwQSUyMCUyMCUyMCUyMCUyMCUyMCUyMCUyMCUyMmF2YWlsYWJpbGl0eSUyMiUzQSUyMCUyMmh0dHBzJTNBJTJGJTJGc2NoZW1hLm9yZyUyRkluU3RvY2slMjIlMkMlMEElMjAlMjAlMjAlMjAlMjAlMjAlMjAlMjAlMjJwcmljZSUyMiUzQSUyMCUyMkNvbnRhY3QlMjBmb3IlMjBxdW90ZSUyMiUwQSUyMCUyMCUyMCUyMCUyMCUyMCU3RCUyQyUwQSUyMCUyMCUyMCUyMCUyMCUyMCUyMmFnZ3JlZ2F0ZVJhdGluZyUyMiUzQSUyMCU3QiUwQSUyMCUyMCUyMCUyMCUyMCUyMCUyMCUyMCUyMiU0MHR5cGUlMjIlM0ElMjAlMjJBZ2dyZWdhdGVSYXRpbmclMjIlMkMlMEElMjAlMjAlMjAlMjAlMjAlMjAlMjAlMjAlMjJyYXRpbmdWYWx1ZSUyMiUzQSUyMCUyMjQuOSUyMiUyQyUwQSUyMCUyMCUyMCUyMCUyMCUyMCUyMCUyMCUyMnJldmlld0NvdW50JTIyJTNBJTIwJTIyNDUlMjIlMEElMjAlMjAlMjAlMjAlMjAlMjAlN0QlMEElMjAlMjAlMjAlMjAlN0QlMkMlMEElMjAlMjAlMjAlMjAlN0IlMEElMjAlMjAlMjAlMjAlMjAlMjAl